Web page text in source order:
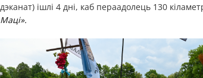
дэканат) ішлі 4 дні, каб пераадолець 130
Маці».